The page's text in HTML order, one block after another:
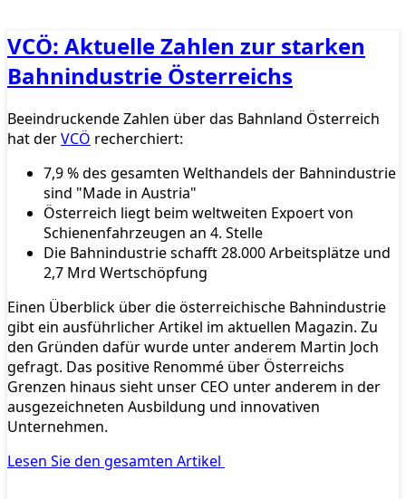
VCÖ: Aktuelle Zahlen zur starken
Bahnindustrie Österreichs
Beeindruckende Zahlen über das Bahnland Österreich
hat derVCÖ recherchiert:
7,9 % des gesamten Welthandels der Bahnindustrie
sind "Made in Austria"
Österreich liegt beim weltweiten Expoert von
Schienenfahrzeugen an 4. Stelle
Die Bahnindustrie schafft 28.000 Arbeitsplätze und
2,7 Mrd Wertschöpfung
Einen Überblick über die österreichische Bahnindustrie
gibt ein ausführlicher Artikel im aktuellen Magazin. Zu
den Gründen dafür wurde unter anderem Martin Joch
gefragt. Das positive Renommé über Österreichs
Grenzen hinaus sieht unser CEO unter anderem in der
ausgezeichneten Ausbildung und innovativen
Unternehmen.
Lesen Sie den gesamten Artikel